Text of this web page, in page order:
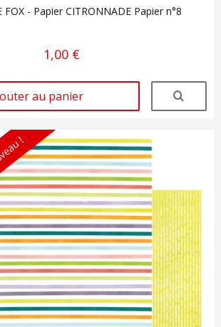
FOX - Papier CITRONNADE Papier n°8
1,00 €
au panier
!